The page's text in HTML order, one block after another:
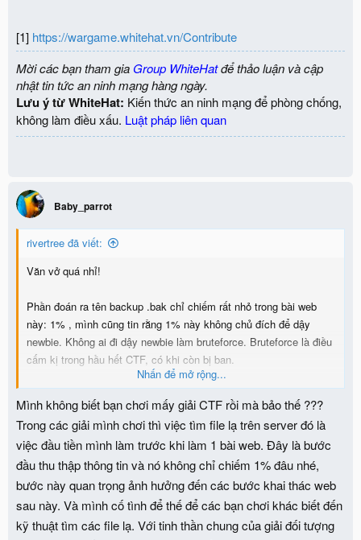
[1] https://wargame.whitehat.vn/Contribute
Mời các bạn tham gia Group WhiteHatđể thảo luận và cập
nhật tin tức an ninh mạng hàng ngày.
Lưu ý từ WhiteHat: Kiến thức an ninh mạng để phòng chống,
không làm điều xấu. Luật pháp liên quan
Baby_parrot
rivertree đã viết:
Văn vở quá nhỉ!
Phần đoán ra tên backup .bak chỉ chiếm rất nhỏ trong bài web
này: 1% , mình cũng tin rằng 1% này không chủ đích để dậy
newbie. Không ai đi dậy newbie làm bruteforce. Bruteforce là điều
cấm kị trong hầu hết CTF, có khi còn bị ban.
Có vẻ như là người ra đề đang không hiểu web lắm.
Câu hỏi đặt ra:
Bài web này là đi lấy của người khác (cuộc thi khác) ghi là chall
của mình rồi Contribute [1] để kiếm tiền?
Mang tiếng WhiteHat wargame đi "ăn cắp" chall chỗ khác mà
không ghi nguồn!
Nhấn để mở rộng...
Mình không biết bạn chơi mấy giải CTF rồi mà bảo thế ???
Trong các giải mình chơi thì việc tìm file lạ trên server đó là
việc đầu tiền mình làm trước khi làm 1 bài web. Đây là bước
đầu thu thập thông tin và nó không chỉ chiếm 1% đâu nhé,
bước này quan trọng ảnh hưởng đến các bước khai thác web
sau này. Và mình cố tình để thế để các bạn chơi khác biết đến
kỹ thuật tìm các file lạ. Với tinh thần chung của giải đối tượng